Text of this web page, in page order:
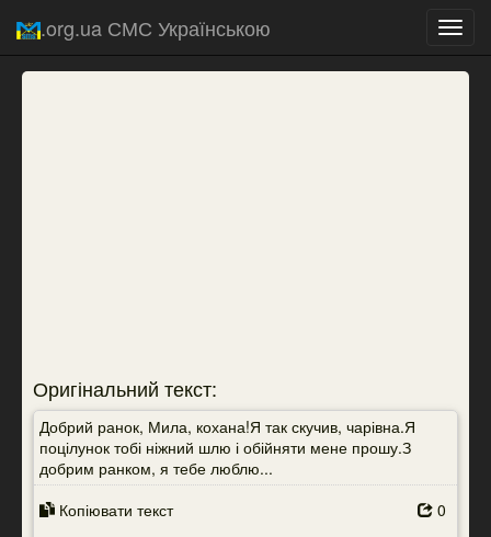
.org.ua СМС Українською
Оригінальний текст:
Добрий ранок, Мила, кохана!Я так скучив, чарівна.Я
поцілунок тобі ніжний шлю і обійняти мене прошу.З
добрим ранком, я тебе люблю...
Копіювати текст
0